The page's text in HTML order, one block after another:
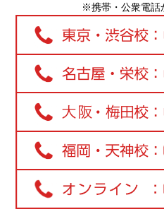
※携帯・公衆電話